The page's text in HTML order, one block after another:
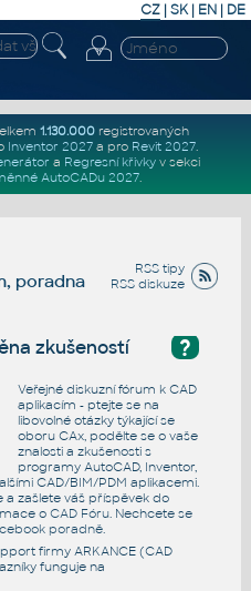
CZ | SK| EN | DE
1.130.000registrovaných
Inventor 2027a pro Revit 2027.
a Regresní křivkyv sekci
AutoCADu 2027.
RSS tipy
RSS diskuze
poradna
?
zkušeností
Veřejné diskuzní fórum k CAD
aplikacím - ptejte se na
libovolné otázky týkající se
oboru CAx, podělte se o vaše
znalosti a zkušenosti s
programy AutoCAD, Inventor,
CAD/BIM/PDM aplikacemi.
a zašlete váš příspěvek do
o CAD Fóru. Nechcete se
poradně.
firmy ARKANCE (CAD
funguje na